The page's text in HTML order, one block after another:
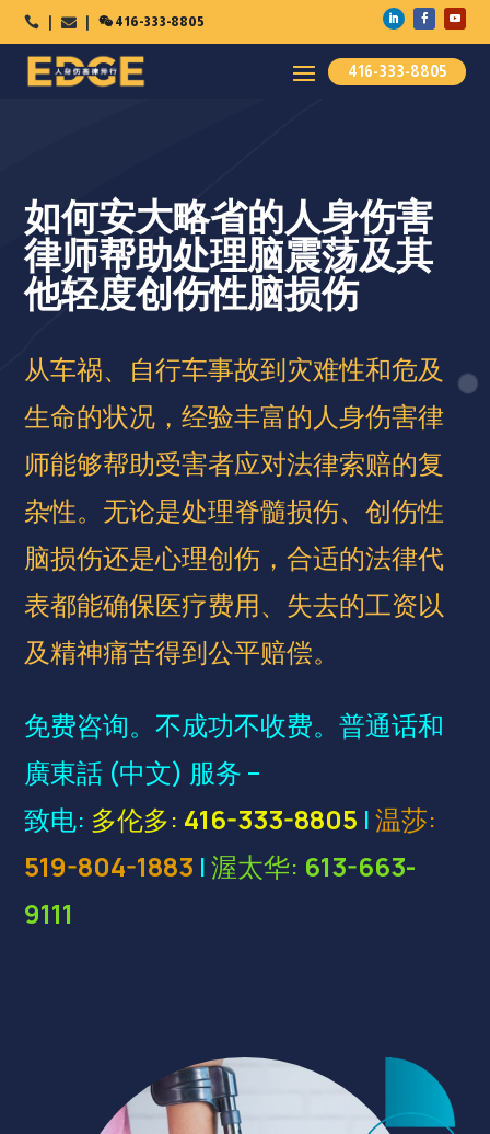
   416-333-8805
416-333-8805
如何安大略省的人身伤害
律师帮助处理脑震荡及其
他轻度创伤性脑损伤
从车祸、自行车事故到灾难性和危及
生命的状况，经验丰富的人身伤害律
师能够帮助受害者应对法律索赔的复
杂性。无论是处理脊髓损伤、创伤性
脑损伤还是心理创伤，合适的法律代
表都能确保医疗费用、失去的工资以
及精神痛苦得到公平赔偿。
免费咨询。不成功不收费。普通话和
廣東話 (中文) 服务 –
致电: 多伦多: 416-333-8805 |温莎:
519-804-1883 |渥太华: 613-663-
9111